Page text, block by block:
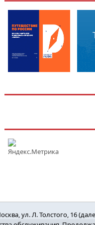
ул. Л. Толстого, 16